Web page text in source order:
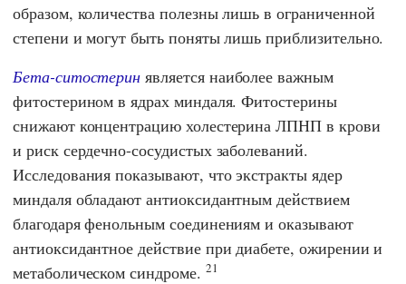
образом, количества полезны лишь в ограниченной
степени и могут быть поняты лишь приблизительно.
Бета-ситостерин является наиболее важным
фитостерином в ядрах миндаля. Фитостерины
снижают концентрацию холестерина ЛПНП в крови
и риск сердечно-сосудистых заболеваний.
Исследования показывают, что экстракты ядер
миндаля обладают антиоксидантным действием
благодаря фенольным соединениям и оказывают
антиоксидантное действие при диабете, ожирении и
метаболическом синдроме. 21